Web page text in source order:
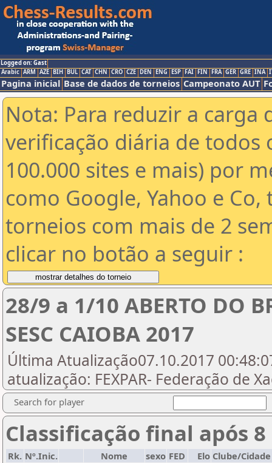
Logged on: Gast
Arabic ARM AZE BIH BUL CAT CHN CRO CZE DEN ENG ESP FAI FIN FRA GER GRE INA
Pagina inicial Base de dados de torneios Campeonato AUT
Nota: Para reduzir a carga
verificação diária de todos
100.000 sites e mais) por
como Google, Yahoo e
torneios com mais de 2
clicar no botão a seguir :
28/9 a 1/10 ABERTO DO
SESC CAIOBA 2017
Última Atualização07.10.2017
atualização: FEXPAR- Federação de
Search for player
Classificação final após
Rk. Nº.Inic. Nome sexo FED Elo Clube/Cidade